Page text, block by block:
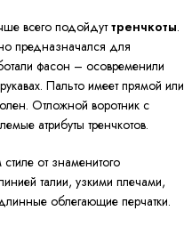
всего подойдуттренчкоты.
предназначался для
фасон – осовременили
Пальто имеет прямой или
Отложной воротник с
атрибуты тренчкотов.
от знаменитого
талии, узкими плечами,
облегающие перчатки.